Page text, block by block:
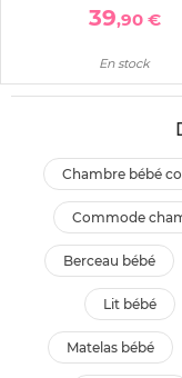
39,90 €
En stock
chambre bébé
commode
berceau bébé
lit bébé
matelas bébé